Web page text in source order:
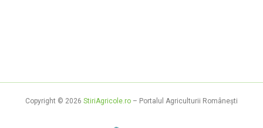
Copyright © 2026 StiriAgricole.ro – Portalul Agriculturii Româneşti